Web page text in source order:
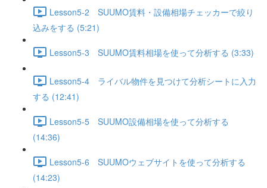
Lesson5-2 SUUMO賃料・設備相場チェッカーで絞り
込みをする (5:21)
Lesson5-3 SUUMO賃料相場を使って分析する (3:33)
Lesson5-4 ライバル物件を見つけて分析シートに入力
する (12:41)
Lesson5-5 SUUMO設備相場を使って分析する
(14:36)
Lesson5-6 SUUMOウェブサイトを使って分析する
(14:23)